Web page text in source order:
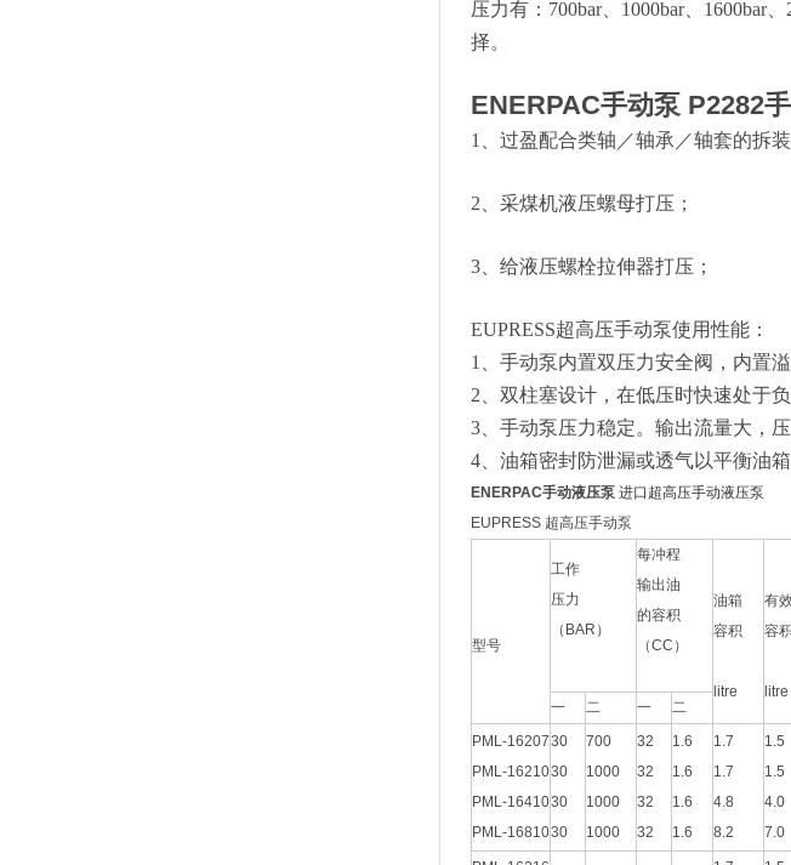
压力有：700bar、1000bar、1600bar
择。
ENERPAC手动泵 P2282
1、过盈配合类轴／轴承／轴套的拆装
2、采煤机液压螺母打压；
3、给液压螺栓拉伸器打压；
EUPRESS超高压手动泵使用性能：
1、手动泵内置双压力安全阀，内置
2、双柱塞设计，在低压时快速处于
3、手动泵压力稳定。输出流量大，
4、油箱密封防泄漏或透气以平衡油
ENERPAC手动液压泵 进口超高压手动液压泵
EUPRESS 超高压手动泵
型号
工作
压力
（BAR）
每冲程
输出油
的容积
（CC）
油箱
容积
litre
有效
容积
litre
一 二 一 二
PML-16207
PML-16210
PML-16410
PML-16810
30
30
30
30
700
1000
1000
1000
32
32
32
32
1.6
1.6
1.6
1.6
1.7
1.7
4.8
8.2
1.5
1.5
4.0
7.0